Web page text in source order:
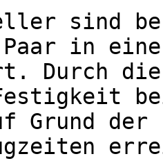
sind
in
Durch die
Grund